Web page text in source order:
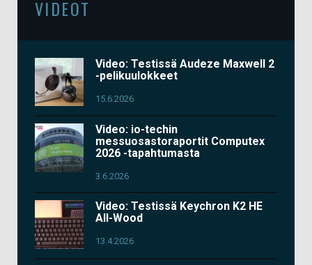
VIDEOT
Video: Testissä Audeze Maxwell 2
-pelikuulokkeet
15.6.2026
Video: io-techin
messuosastoraportit Computex
2026 -tapahtumasta
3.6.2026
Video: Testissä Keychron K2 HE
All-Wood
13.4.2026